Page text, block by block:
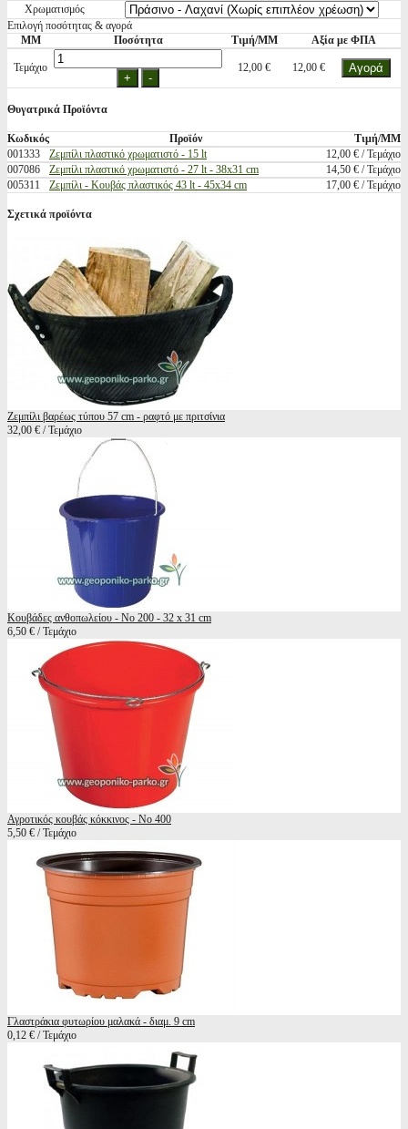
Χρωματισμός
Επιλογή ποσότητας & αγορά
ΜΜ
Ποσότητα Τιμή/ΜΜ Αξία με ΦΠΑ
Τεμάχιο 12,00 € 12,00 €
Θυγατρικά Προϊόντα
Κωδικός Προϊόν
Τιμή/ΜΜ
001333
Ζεμπίλι πλαστικό χρωματιστό - 15 lt
12,00 € / Τεμάχιο
007086
Ζεμπίλι πλαστικό χρωματιστό - 27 lt - 38x31 cm
14,50 € / Τεμάχιο
005311
Ζεμπίλι - Κουβάς πλαστικός 43 lt - 45x34 cm 17,00 € / Τεμάχιο
Σχετικά προϊόντα
Ζεμπίλι βαρέως τύπου 57 cm - ραφτό με πριτσίνια
32,00 € / Τεμάχιο
Κουβάδες ανθοπωλείου - Νο 200 - 32 x 31 cm
6,50 € / Τεμάχιο
Αγροτικός κουβάς κόκκινος - Νο 400
5,50 € / Τεμάχιο
Γλαστράκια φυτωρίου μαλακά - διαμ. 9 cm
0,12 € / Τεμάχιο